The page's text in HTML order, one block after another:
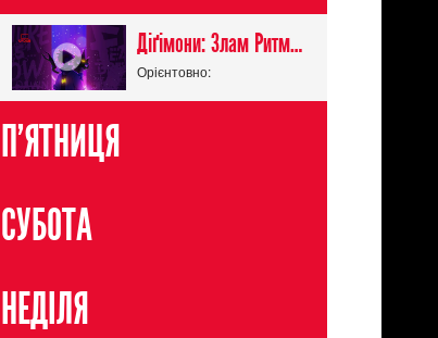
Діґімони: Злам Ритму / Digimon Beatbreak
Орієнтовно:
П'ЯТНИЦЯ
СУБОТА
НЕДІЛЯ